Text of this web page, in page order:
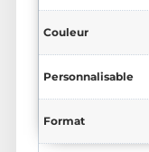
Couleur
Personnalisable
Format